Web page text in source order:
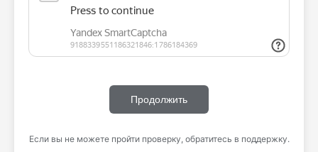
Продолжить
Если вы не можете пройти проверку, обратитесь в поддержку.